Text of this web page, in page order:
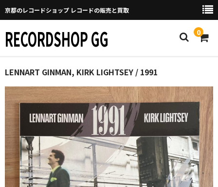
京都のレコードショップ レコードの販売と買取
RECORDSHOP GG 0
Home
マイページ
GGについて
買取について
取り置きなどについて
Categories
LENNART GINMAN, KIRK LIGHTSEY / 1991